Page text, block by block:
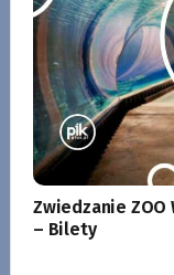
Zwiedzanie ZOO
– Bilety